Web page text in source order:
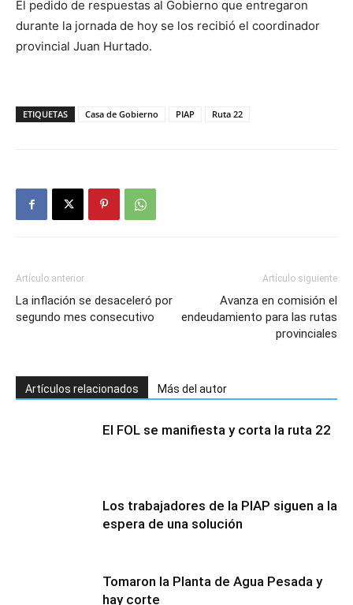
El pedido de respuestas al Gobierno que entregaron
durante la jornada de hoy se los recibió el coordinador
provincial Juan Hurtado.
ETIQUETAS Casa de Gobierno PIAP Ruta 22
Artículo anterior
La inflación se desaceleró por
segundo mes consecutivo
Artículo siguiente
Avanza en comisión el
endeudamiento para las rutas
provinciales
Artículos relacionados Más del autor
El FOL se manifiesta y corta la ruta 22
Los trabajadores de la PIAP siguen a la
espera de una solución
Tomaron la Planta de Agua Pesada y
hay corte